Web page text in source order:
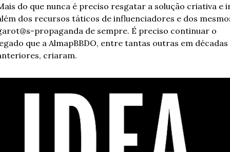
do que nunca é preciso resgatar a solução criativa e
dos recursos táticos de influenciadores e dos
propaganda de sempre. É preciso continuar o
que a AlmapBBDO, entre tantas outras em décadas
criaram.